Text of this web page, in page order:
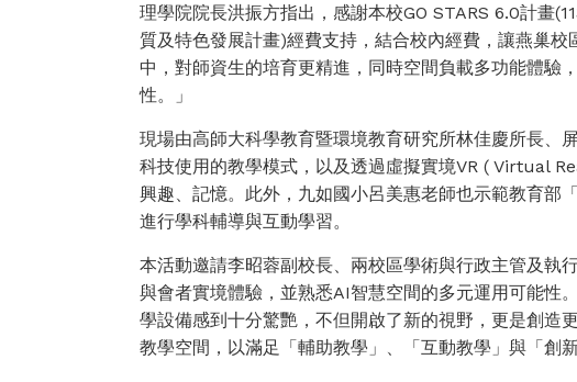
理學院院長洪振方指出，感謝本校GO STARS 6.0計畫
質及特色發展計畫)經費支持，結合校內經費，讓燕巢
中，對師資生的培育更精進，同時空間負載多功能體驗
性。」
現場由高師大科學教育暨環境教育研究所林佳慶所長、
科技使用的教學模式，以及透過虛擬實境VR ( Virtual
興趣、記憶。此外，九如國小呂美惠老師也示範教育部
進行學科輔導與互動學習。
本活動邀請李昭蓉副校長、兩校區學術與行政主管及執
與會者實境體驗，並熟悉AI智慧空間的多元運用可能性
學設備感到十分驚艷，不但開啟了新的視野，更是創造
教學空間，以滿足「輔助教學」、「互動教學」與「創